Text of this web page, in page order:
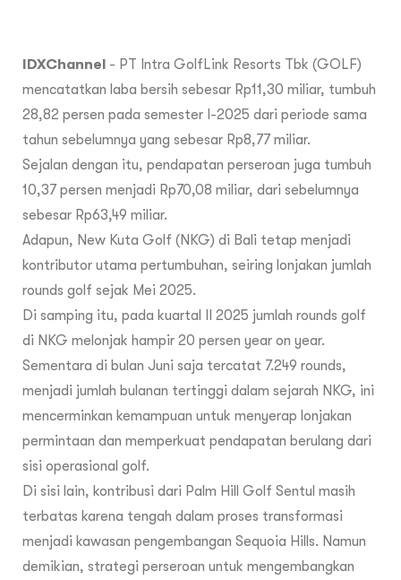
IDXChannel - PT Intra GolfLink Resorts Tbk (GOLF)
mencatatkan laba bersih sebesar Rp11,30 miliar, tumbuh
28,82 persen pada semester I-2025 dari periode sama
tahun sebelumnya yang sebesar Rp8,77 miliar.
Sejalan dengan itu, pendapatan perseroan juga tumbuh
10,37 persen menjadi Rp70,08 miliar, dari sebelumnya
sebesar Rp63,49 miliar.
Adapun, New Kuta Golf (NKG) di Bali tetap menjadi
kontributor utama pertumbuhan, seiring lonjakan jumlah
rounds golf sejak Mei 2025.
Di samping itu, pada kuartal II 2025 jumlah rounds golf
di NKG melonjak hampir 20 persen year on year.
Sementara di bulan Juni saja tercatat 7.249 rounds,
menjadi jumlah bulanan tertinggi dalam sejarah NKG, ini
mencerminkan kemampuan untuk menyerap lonjakan
permintaan dan memperkuat pendapatan berulang dari
sisi operasional golf.
Di sisi lain, kontribusi dari Palm Hill Golf Sentul masih
terbatas karena tengah dalam proses transformasi
menjadi kawasan pengembangan Sequoia Hills. Namun
demikian, strategi perseroan untuk mengembangkan